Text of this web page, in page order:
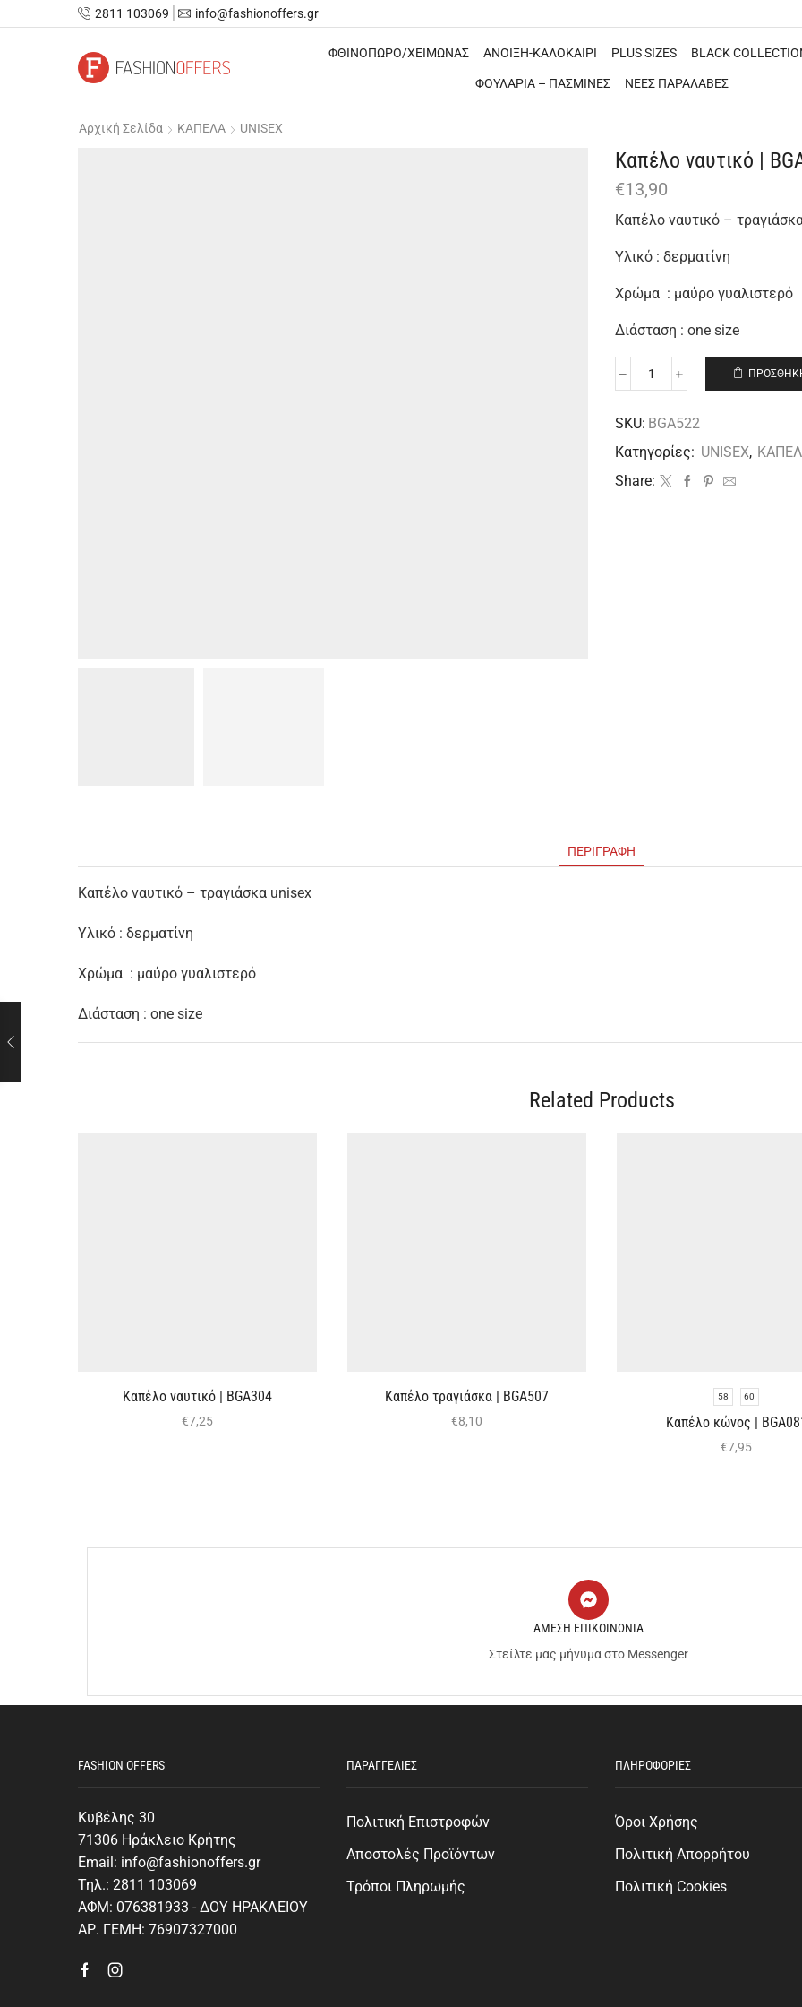
2811 103069 info@fashionoffers.gr
ΦΘΙΝΟΠΩΡΟ/ΧΕΙΜΩΝΑΣ ΑΝΟΙΞΗ-ΚΑΛΟΚΑΙΡΙ PLUS SIZES BLACK
ΦΟΥΛΑΡΙΑ – ΠΑΣΜΙΝΕΣ ΝΕΕΣ ΠΑΡΑΛΑΒΕΣ
Αρχική Σελίδα ΚΑΠΕΛΑ UNISEX
Καπέλο ναυτικό |
€13,90
Καπέλο ναυτικό –
Υλικό : δερματίνη
Χρώμα : μαύρο γυαλιστερό
Διάσταση : one size
SKU: BGΑ522
Κατηγορίες: UNISEX,
Share:
ΠΕΡΙΓΡΑΦΉ
Καπέλο ναυτικό – τραγιάσκα unisex
Υλικό : δερματίνη
Χρώμα : μαύρο γυαλιστερό
Διάσταση : one size
Related Products
Καπέλο ναυτικό | BGΑ304
€7,25
Καπέλο τραγιάσκα | BGA507
€8,10
58 60
Καπέλο κώνος |
€7,95
ΑΜΕΣΗ ΕΠΙΚΟΙΝΩΝΙΑ
Στείλτε μας μήνυμα στο Messenger
FASHION OFFERS
Κυβέλης 30
71306 Ηράκλειο Κρήτης
Email: info@fashionoffers.gr
Τηλ.: 2811 103069
ΑΦΜ: 076381933 - ΔΟΥ ΗΡΑΚΛΕΙΟΥ
ΑΡ. ΓΕΜΗ: 76907327000
ΠΑΡΑΓΓΕΛΙΕΣ
Πολιτική Επιστροφών
Αποστολές Προϊόντων
Τρόποι Πληρωμής
ΠΛΗΡΟΦΟΡΙΕΣ
Όροι Χρήσης
Πολιτική Απορρήτου
Πολιτική Cookies